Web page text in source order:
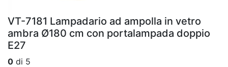
VT-7181 Lampadario ad ampolla in vetro
ambra Ø180 cm con portalampada doppio
E27
0 di 5